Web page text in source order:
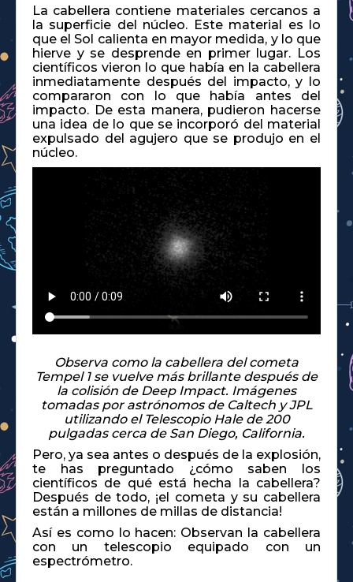
La cabellera contiene materiales cercanos a
la superficie del núcleo. Este material es lo
que el Sol calienta en mayor medida, y lo que
hierve y se desprende en primer lugar. Los
científicos vieron lo que había en la cabellera
inmediatamente después del impacto, y lo
compararon con lo que había antes del
impacto. De esta manera, pudieron hacerse
una idea de lo que se incorporó del material
expulsado del agujero que se produjo en el
núcleo.
Observa como la cabellera del cometa
Tempel 1 se vuelve más brillante después de
la colisión de Deep Impact. Imágenes
tomadas por astrónomos de Caltech y JPL
utilizando el Telescopio Hale de 200
pulgadas cerca de San Diego, California.
Pero, ya sea antes o después de la explosión,
te has preguntado ¿cómo saben los
científicos de qué está hecha la cabellera?
Después de todo, ¡el cometa y su cabellera
están a millones de millas de distancia!
Así es como lo hacen: Observan la cabellera
con un telescopio equipado con un
espectrómetro.